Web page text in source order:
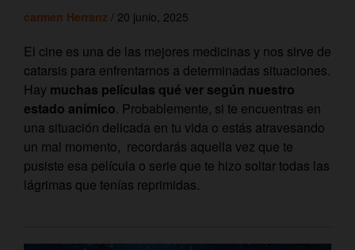
carmen Herranz / 20 junio, 2025
El cine es una de las mejores medicinas y nos sirve de
catarsis para enfrentarnos a determinadas situaciones.
Hay muchas películas qué ver según nuestro
estado anímico. Probablemente, si te encuentras en
una situación delicada en tu vida o estás atravesando
un mal momento, recordarás aquella vez que te
pusiste esa película o serie que te hizo soltar todas las
lágrimas que tenías reprimidas.